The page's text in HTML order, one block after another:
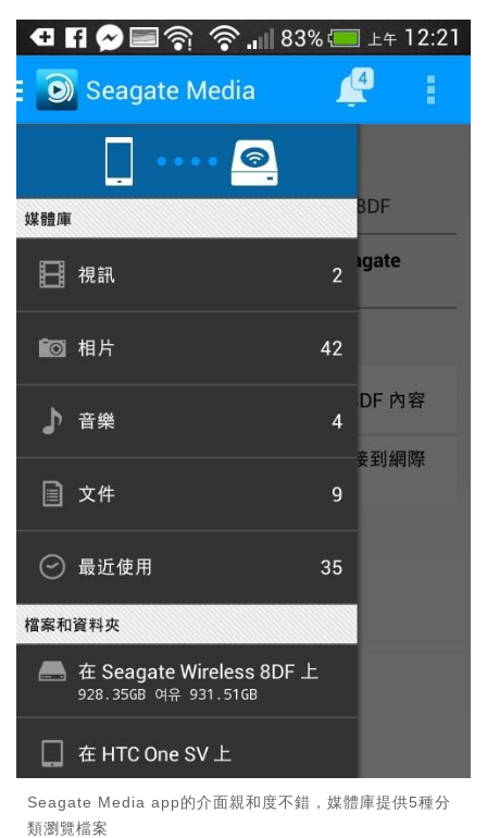
Seagate Media app的介面親和度不錯，媒體庫提供5種分
類瀏覽檔案